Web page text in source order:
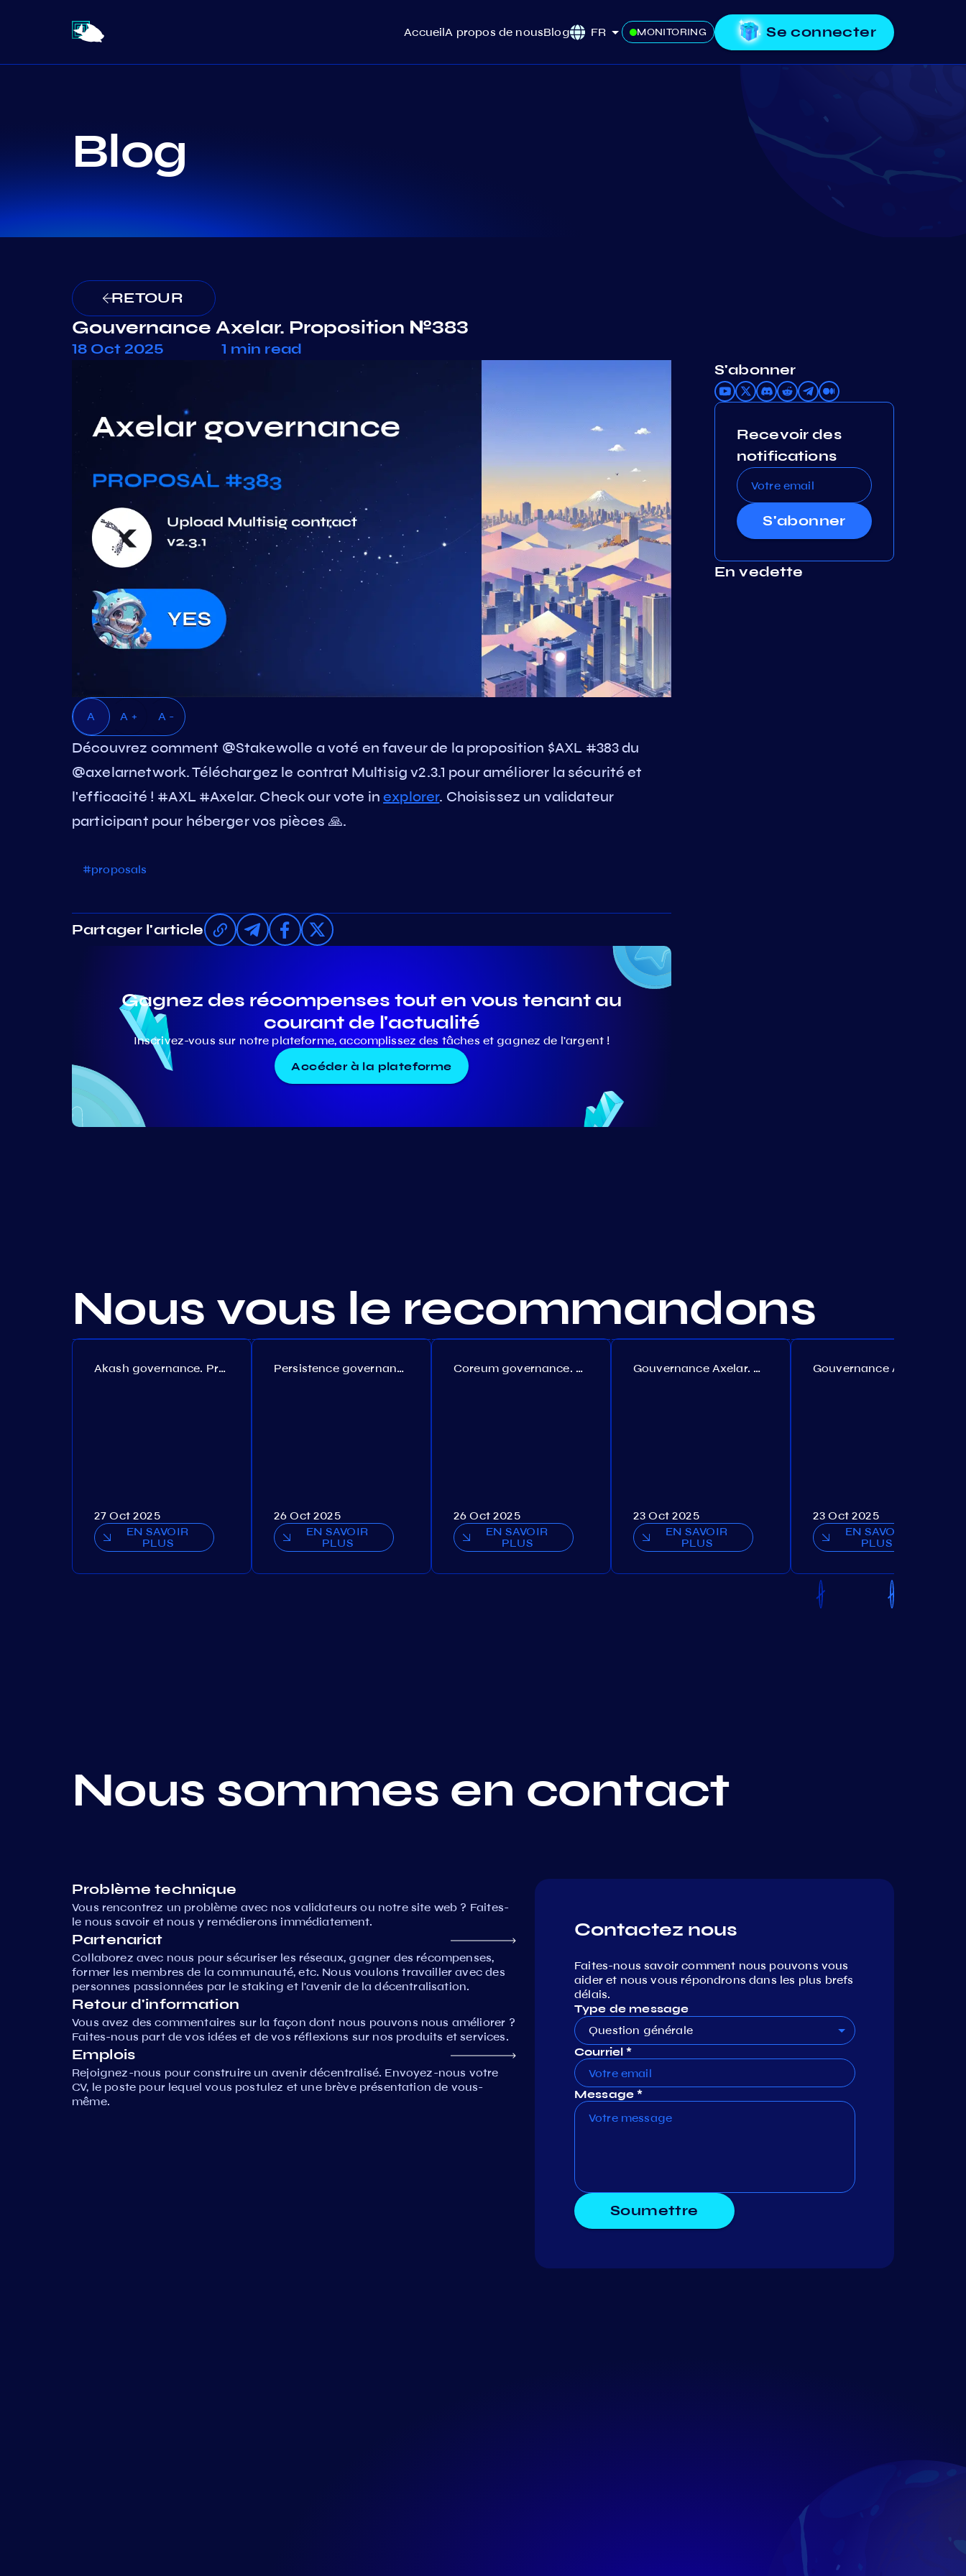
AccueilA propos de nousBlog FR MONITORING Se connecter
Blog
RETOUR
Gouvernance Axelar. Proposition №383
18 Oct 2025 1 min read
A A + A -
Découvrez comment @Stakewolle a voté en faveur de la proposition $AXL #383 du
@axelarnetwork. Téléchargez le contrat Multisig v2.3.1 pour améliorer la sécurité et
l'efficacité ! #AXL #Axelar. Check our vote inexplorer. Choisissez un validateur
participant pour héberger vos pièces 🙏.
#proposals
Partager l'article
Gagnez des récompenses tout en vous tenant au
courant de l'actualité
Inscrivez-vous sur notre plateforme, accomplissez des tâches et gagnez de l'argent !
Accéder à la plateforme
S'abonner
Recevoir des
notifications
S'abonner
En vedette
Nous vous le recommandons
Akash governance. Proposal №308
27 Oct 2025
EN SAVOIR
PLUS
Persistence governance. Proposal №150
26 Oct 2025
EN SAVOIR
PLUS
Coreum governance. Proposal №22
26 Oct 2025
EN SAVOIR
PLUS
Gouvernance Axelar. Proposition №386
23 Oct 2025
EN SAVOIR
PLUS
23 Oct 2025
EN SAVOIR
PLUS
Nous sommes en contact
Problème technique
Vous rencontrez un problème avec nos validateurs ou notre site web ? Faites-
le nous savoir et nous y remédierons immédiatement.
Partenariat
Collaborez avec nous pour sécuriser les réseaux, gagner des récompenses,
former les membres de la communauté, etc. Nous voulons travailler avec des
personnes passionnées par le staking et l'avenir de la décentralisation.
Retour d'information
Vous avez des commentaires sur la façon dont nous pouvons nous améliorer ?
Faites-nous part de vos idées et de vos réflexions sur nos produits et services.
Emplois
Rejoignez-nous pour construire un avenir décentralisé. Envoyez-nous votre
CV, le poste pour lequel vous postulez et une brève présentation de vous-
même.
Contactez nous
Faites-nous savoir comment nous pouvons vous
aider et nous vous répondrons dans les plus brefs
délais.
Type de message
Question générale
Courriel *
Message *
Soumettre